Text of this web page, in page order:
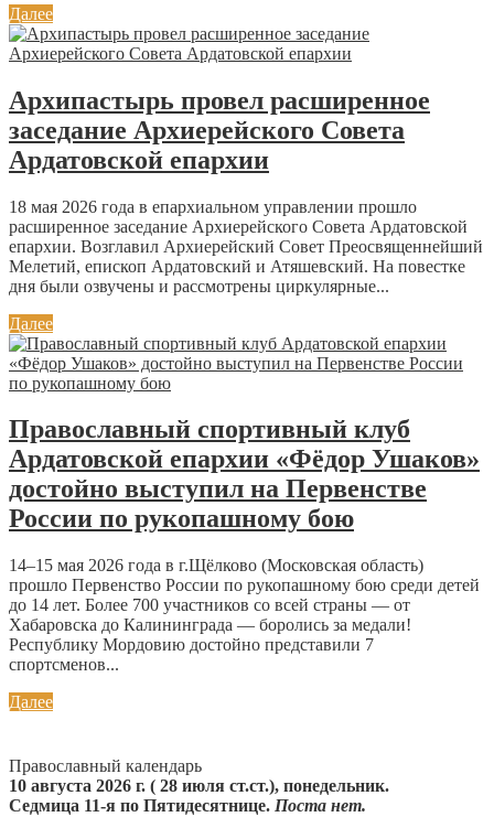
Далее
Архипастырь провел расширенное
заседание Архиерейского Совета
Ардатовской епархии
18 мая 2026 года в епархиальном управлении прошло
расширенное заседание Архиерейского Совета Ардатовской
епархии. Возглавил Архиерейский Совет Преосвященнейший
Мелетий, епископ Ардатовский и Атяшевский. На повестке
дня были озвучены и рассмотрены циркулярные...
Далее
Православный спортивный клуб
Ардатовской епархии «Фёдор Ушаков»
достойно выступил на Первенстве
России по рукопашному бою
14–15 мая 2026 года в г.Щёлково (Московская область)
прошло Первенство России по рукопашному бою среди детей
до 14 лет. Более 700 участников со всей страны — от
Хабаровска до Калининграда — боролись за медали!
Республику Мордовию достойно представили 7
спортсменов...
Далее
Православный календарь
10 августа 2026 г. ( 28 июля ст.ст.), понедельник.
Седмица 11-я по Пятидесятнице. Поста нет.